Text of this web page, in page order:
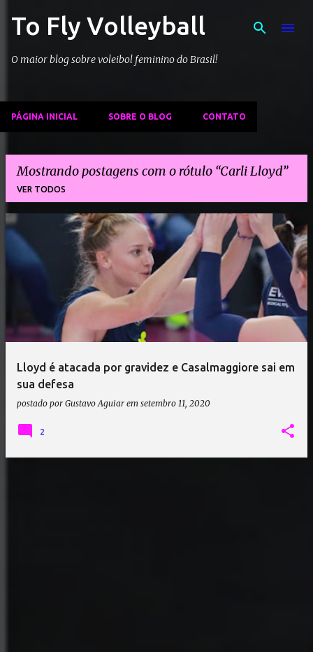
Pular para o conteúdo principal
To Fly Volleyball
O maior blog sobre voleibol feminino do Brasil!
PÁGINA INICIAL SOBRE O BLOG CONTATO
Mostrando postagens com o rótulo Carli Lloyd
VER TODOS
o
g
Lloyd é atacada por gravidez e Casalmaggiore sai em
sua defesa
postado por Gustavo Aguiar em setembro 11, 2020
2